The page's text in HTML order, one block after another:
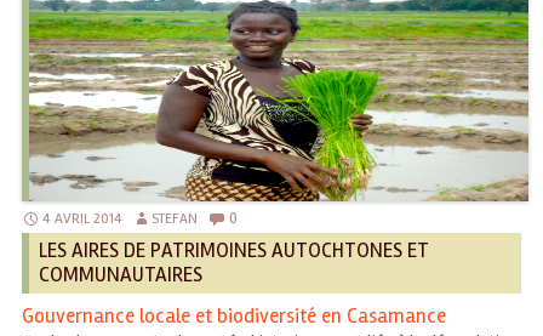
4 AVRIL 2014 STEFAN 0
LES AIRES DE PATRIMOINES AUTOCHTONES ET
COMMUNAUTAIRES
Gouvernance locale et biodiversité en Casamance